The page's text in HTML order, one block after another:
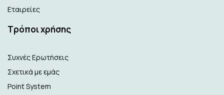
Εταιρείες
Τρόποι χρήσης
Συχνές Ερωτήσεις
Σχετικά με εμάς
Point System